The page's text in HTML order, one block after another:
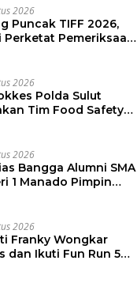
2026
Puncak TIFF 2026,
Perketat Pemeriksaan
2026
Polda Sulut
Tim Food Safety
2026
Bangga Alumni SMA
1 Manado Pimpin
2026
Franky Wongkar
dan Ikuti Fun Run 5K